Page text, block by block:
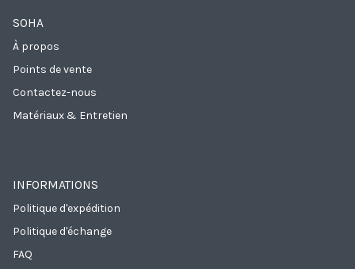
SOHA
À propos
Points de vente
Contactez-nous
Matériaux & Entretien
INFORMATIONS
Politique d'expédition
Politique d'échange
FAQ